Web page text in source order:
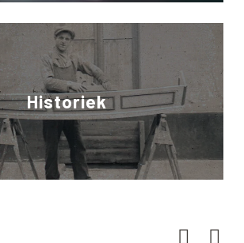
Historiek